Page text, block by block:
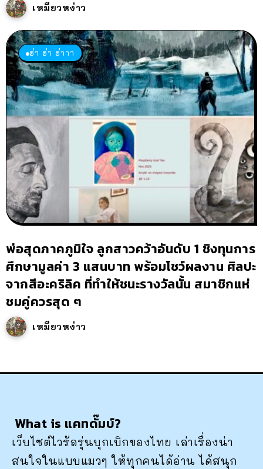
เหมียวหง่าว
ฮ่า ฮ่า ฮ่าาา
พ่อสุดภาคภูมิใจ ลูกสาวคว้าอันดับ 1 ชิงทุนการ
ศึกษามูลค่า 3 แสนบาท พร้อมโชว์ผลงาน ศิลปะ
จากสีอะคริลิค ที่ทำให้ชนะรางวัลนั้น สมาชิกแห่
ชมคู่ควรสุด ๆ
เหมียวหง่าว
What is แคทดั๊มบ์?
เว็บไซต์ไวรัลรุ่นบุกเบิกของไทย เล่าเรื่องน่า
สนใจในแบบแมวๆ ให้ทุกคนได้อ่าน ได้สนุก